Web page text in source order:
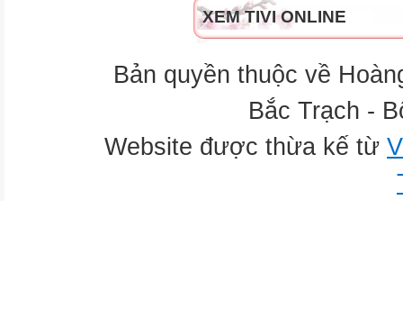
XEM TIVI ONLINE
Bản quyền thuộc về
Bắc Trạch -
Website được thừa kế từ